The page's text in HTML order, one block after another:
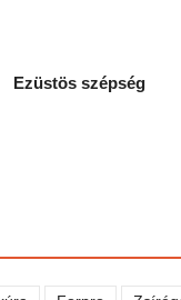
Ezüstös szépség